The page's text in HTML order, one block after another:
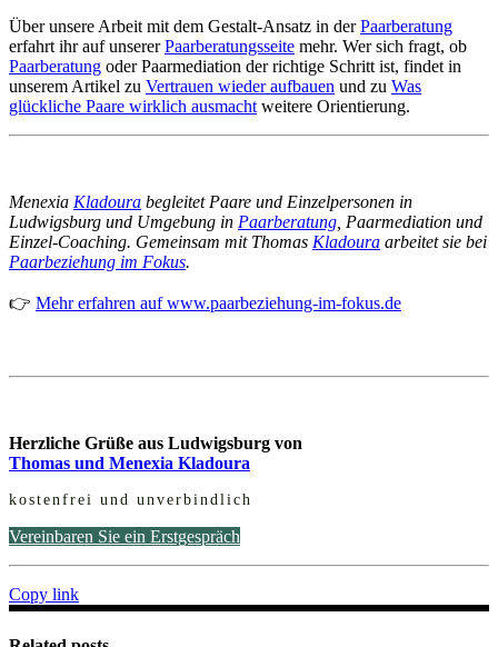
Über unsere Arbeit mit dem Gestalt-Ansatz in derPaarberatung
erfahrt ihr auf unsererPaarberatungsseite mehr. Wer sich fragt, ob
Paarberatung oder Paarmediation der richtige Schritt ist, findet in
unserem Artikel zu Vertrauen wieder aufbauen und zu Was
glückliche Paare wirklich ausmachtweitere Orientierung.
Menexia Kladoura begleitet Paare und Einzelpersonen in
Ludwigsburg und Umgebung in Paarberatung, Paarmediation und
Einzel-Coaching. Gemeinsam mit Thomas Kladoura arbeitet sie bei
Paarbeziehung im Fokus.
👉 Mehr erfahren auf www.paarbeziehung-im-fokus.de
Herzliche Grüße aus Ludwigsburg von
Thomas und Menexia Kladoura
kostenfrei und unverbindlich
Vereinbaren Sie ein Erstgespräch
Copy link